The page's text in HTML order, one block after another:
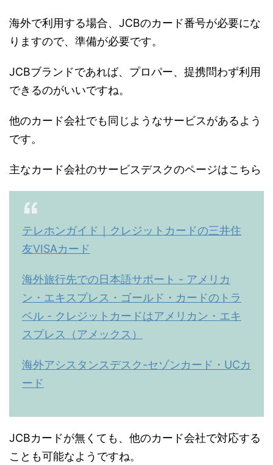
海外で利用する場合、JCBのカード番号が必要にな
りますので、準備が必要です。
JCBブランドであれば、プロパー、提携問わず利用
できるのがいいですね。
他のカード会社でも同じようなサービスがあるよう
です。
主なカード会社のサービスデスクのページはこちら
テレホンガイド｜クレジットカードの三井住
友VISAカード
海外旅行先での日本語サポート - アメリカ
ン・エキスプレス・ゴールド・カードのトラ
ベル - クレジットカードはアメリカン・エキ
スプレス（アメックス）
海外アシスタンスデスク-セゾンカード・UCカ
ード
JCBカードが無くても、他のカード会社で対応する
ことも可能なようですね。